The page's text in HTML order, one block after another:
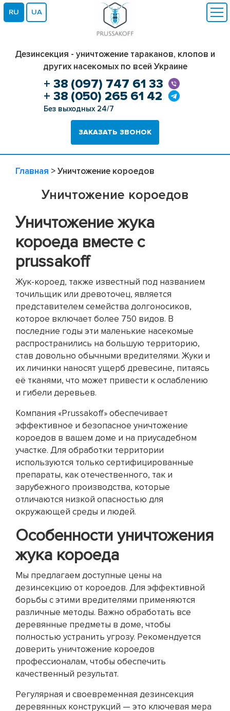
RU UA
Дезинсекция - уничтожение тараканов, клопов и
других насекомых по всей Украине
+ 38 (097) 747 61 33
+ 38 (050) 265 61 42
Без выходных 24/7
ЗАКАЗАТЬ ЗВОНОК
Главная >Уничтожение короедов
Уничтожение короедов
Уничтожение жука
короеда вместе с
prussakoff
Жук-короед, также известный под названием
точильщик или древоточец, является
представителем семейства долгоносиков,
которое включает более 750 видов. В
последние годы эти маленькие насекомые
распространились на большую территорию,
став довольно обычными вредителями. Жуки и
их личинки наносят ущерб древесине, питаясь
её тканями, что может привести к ослаблению
и гибели деревьев.
Компания «Prussakoff» обеспечивает
эффективное и безопасное уничтожение
короедов в вашем доме и на приусадебном
участке. Для обработки территории
используются только сертифицированные
препараты, как отечественного, так и
зарубежного производства, которые
отличаются низкой опасностью для
окружающей среды и людей.
Особенности уничтожения
жука короеда
Мы предлагаем доступные цены на
дезинсекцию от короедов. Для эффективной
борьбы с этими вредителями применяются
различные методы. Важно обработать все
деревянные предметы в доме, чтобы
полностью устранить угрозу. Рекомендуется
доверить уничтожение короедов
профессионалам, чтобы обеспечить
качественный результат.
Регулярная и своевременная дезинсекция
деревянных конструкций — это ключевая мера